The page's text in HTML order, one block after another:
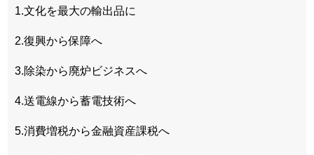
1.文化を最大の輸出品に
2.復興から保障へ
3.除染から廃炉ビジネスへ
4.送電線から蓄電技術へ
5.消費増税から金融資産課税へ